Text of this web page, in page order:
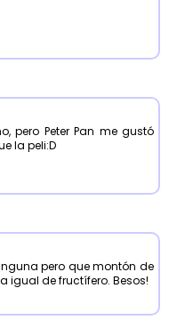
pero Peter Pan me gustó
la peli:D
pero que montón de
igual de fructífero. Besos!